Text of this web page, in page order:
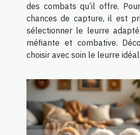
des combats qu’il offre.
chances de capture, il est
sélectionner le leurre
méfiante et combative.
choisir avec soin le leurre